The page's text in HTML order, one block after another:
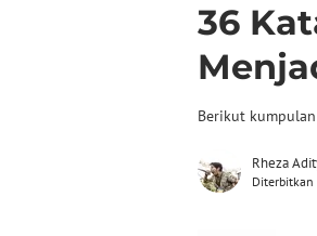
36
Berikut
Rheza
Diterbitkan